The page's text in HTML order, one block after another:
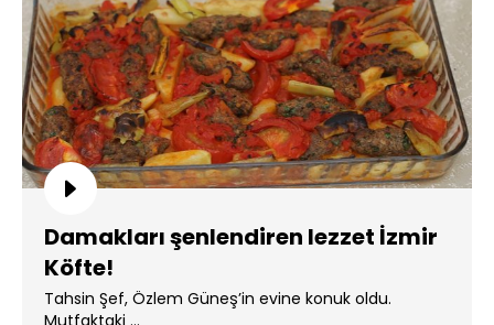
Damakları şenlendiren lezzet İzmir
Köfte!
Tahsin Şef, Özlem Güneş’in evine konuk oldu.
Mutfaktaki ...